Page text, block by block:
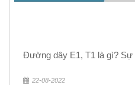
Đường dây E1, T1 là gì? Sự
22-08-2022